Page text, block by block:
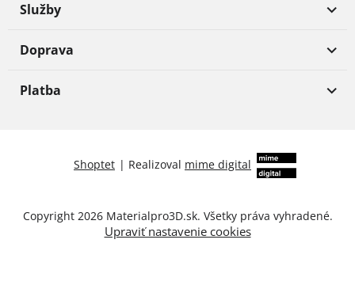
Služby
Doprava
Platba
Shoptet | Realizoval mime digital
Copyright 2026 Materialpro3D.sk. Všetky práva vyhradené.
Upraviť nastavenie cookies